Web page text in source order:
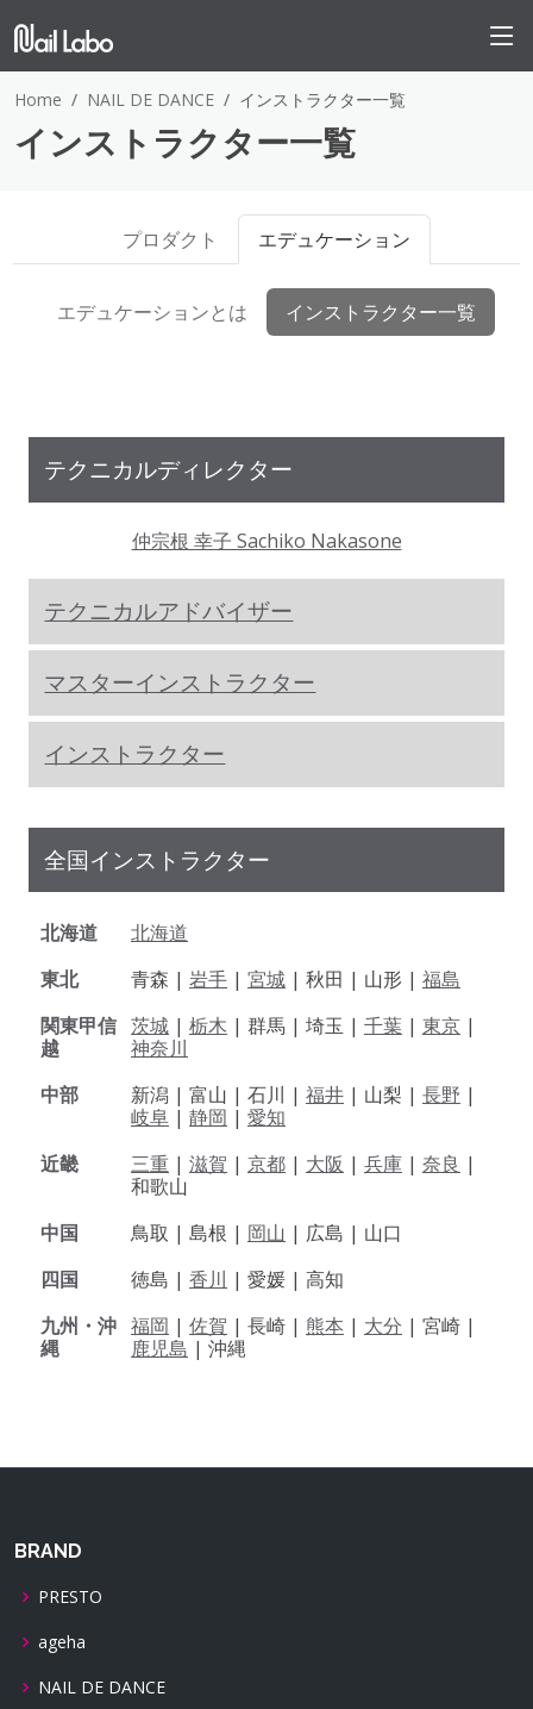
Home NAIL DE DANCE インストラクター一覧
インストラクター一覧
プロダクト エデュケーション
エデュケーションとは インストラクター一覧
テクニカルディレクター
仲宗根 幸子 Sachiko Nakasone
テクニカルアドバイザー
マスターインストラクター
インストラクター
全国インストラクター
北海道
北海道
東北
青森 | 岩手 | 宮城 | 秋田 | 山形 | 福島
関東甲信
越
茨城 | 栃木 | 群馬 | 埼玉 | 千葉 | 東京 |
神奈川
中部
新潟 | 富山 | 石川 | 福井 | 山梨 | 長野 |
岐阜 | 静岡 | 愛知
近畿
三重 | 滋賀 | 京都 | 大阪 | 兵庫 | 奈良 |
和歌山
中国
鳥取 | 島根 | 岡山 | 広島 | 山口
四国
徳島 | 香川 | 愛媛 | 高知
九州・沖
縄
福岡 | 佐賀 | 長崎 | 熊本 | 大分 | 宮崎 |
鹿児島 | 沖縄
BRAND
PRESTO
ageha
NAIL DE DANCE